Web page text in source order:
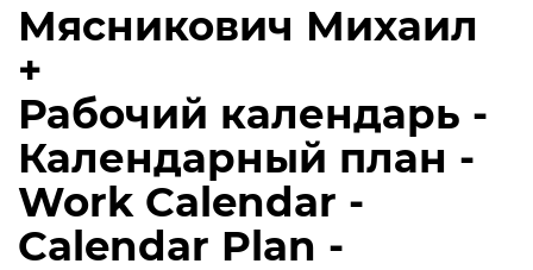
Мясникович Михаил
+
Рабочий календарь -
Календарный план -
Work Calendar -
Calendar Plan -